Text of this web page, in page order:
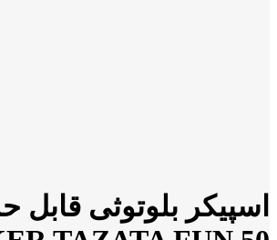
اسپیکر بلوتوثی قابل